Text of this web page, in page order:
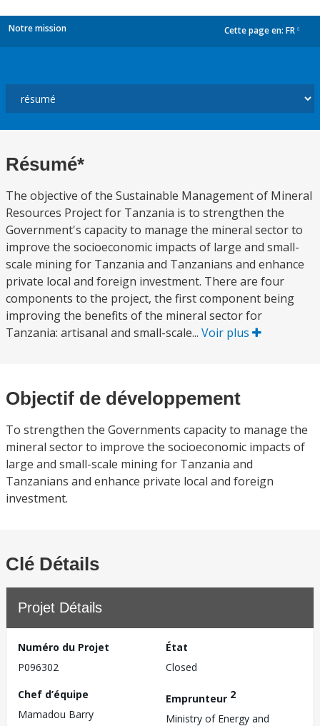
Notre mission Cette page en: FR
Résumé*
The objective of the Sustainable Management of Mineral
Resources Project for Tanzania is to strengthen the
Government's capacity to manage the mineral sector to
improve the socioeconomic impacts of large and small-
scale mining for Tanzania and Tanzanians and enhance
private local and foreign investment. There are four
components to the project, the first component being
improving the benefits of the mineral sector for
Tanzania: artisanal and small-scale... Voir plus
Objectif de développement
To strengthen the Governments capacity to manage the
mineral sector to improve the socioeconomic impacts of
large and small-scale mining for Tanzania and
Tanzanians and enhance private local and foreign
investment.
Clé Détails
Projet Détails
Numéro du Projet
P096302
État
Closed
Chef d’équipe
Mamadou Barry
Emprunteur 2
Ministry of Energy and